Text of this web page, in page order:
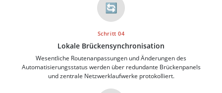
🔄
Schritt 04
Lokale Brückensynchronisation
Wesentliche Routenanpassungen und Änderungen des
Automatisierungsstatus werden über redundante Brückenpanels
und zentrale Netzwerklaufwerke protokolliert.